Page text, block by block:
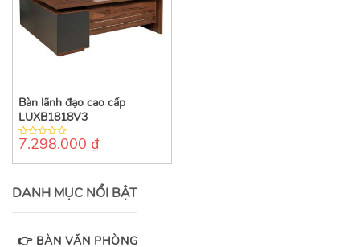
Bàn lãnh đạo cao cấp
LUXB1818V3
0
of
7.298.000 ₫
DANH MỤC NỔI BẬT
👉 BÀN VĂN PHÒNG